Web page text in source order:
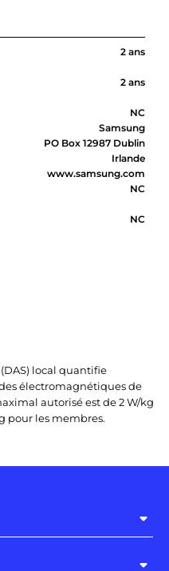
2 ans
2 ans
NC
Samsung
PO Box 12987 Dublin
Irlande
www.samsung.com
NC
NC
local quantifie
électromagnétiques de
autorisé est de 2 W/kg
pour les membres.